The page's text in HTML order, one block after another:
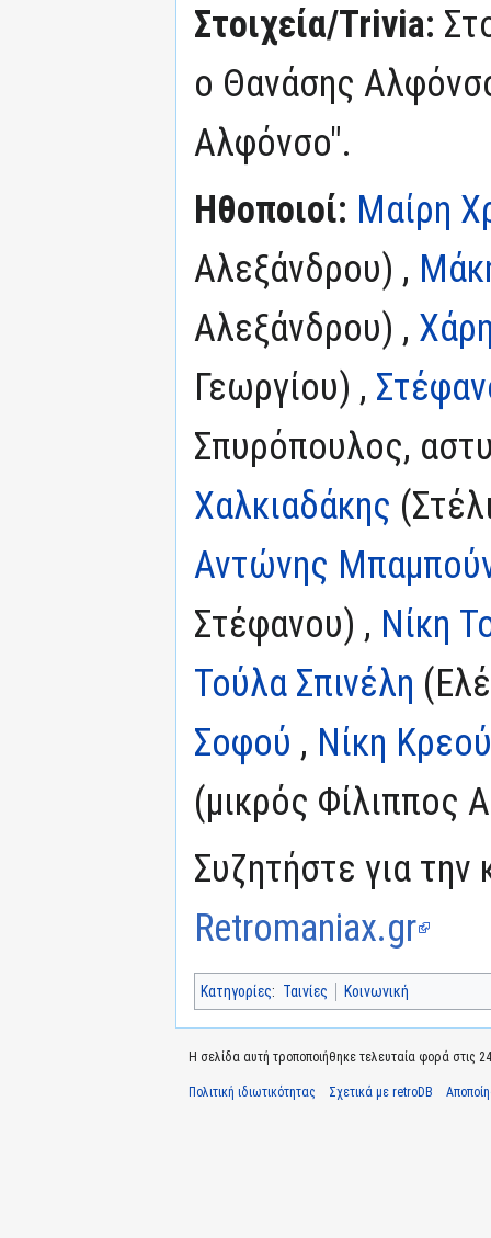
Στοιχεία/Trivia:
ο Θανάσης
Αλφόνσο".
Ηθοποιοί: Μαίρη
Αλεξάνδρου) ,
Αλεξάνδρου) ,
Γεωργίου) ,
Σπυρόπουλος,
Χαλκιαδάκης
Αντώνης
Στέφανου) , Νίκη
Τούλα Σπινέλη
Σοφού , Νίκη
(μικρός Φίλιππος
Συζητήστε για την
Retromaniax.gr
Κατηγορίες: Ταινίες Κοινωνική
Η σελίδα αυτή τροποποιήθηκε τελευταία φορά στις
Πολιτική ιδιωτικότητας Σχετικά με retroDB